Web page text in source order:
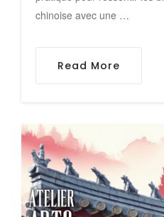
chinoise avec une …
Read More